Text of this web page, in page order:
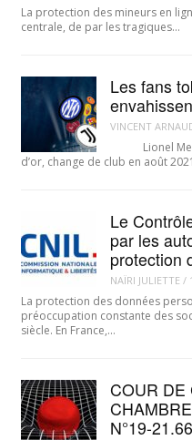
La protection des mineurs en
centrale, de par les tragiques…
Les fans
VINCENT
Lionel
d’or, change de club en août
Le
par les
protection
NAÏRI JULIETTE /
La protection des données
préoccupation constante des
siècle. En France,…
COUR DE
N°19-